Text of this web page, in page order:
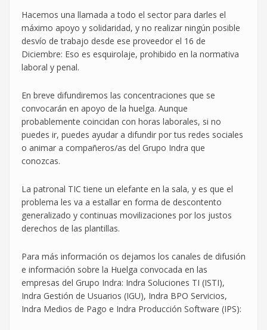
Hacemos una llamada a todo el sector para darles el
máximo apoyo y solidaridad, y no realizar ningún posible
desvío de trabajo desde ese proveedor el 16 de
Diciembre: Eso es esquirolaje, prohibido en la normativa
laboral y penal.
En breve difundiremos las concentraciones que se
convocarán en apoyo de la huelga. Aunque
probablemente coincidan con horas laborales, si no
puedes ir, puedes ayudar a difundir por tus redes sociales
o animar a compañeros/as del Grupo Indra que
conozcas.
La patronal TIC tiene un elefante en la sala, y es que el
problema les va a estallar en forma de descontento
generalizado y continuas movilizaciones por los justos
derechos de las plantillas.
Para más información os dejamos los canales de difusión
e información sobre la Huelga convocada en las
empresas del Grupo Indra: Indra Soluciones TI (ISTI),
Indra Gestión de Usuarios (IGU), Indra BPO Servicios,
Indra Medios de Pago e Indra Producción Software (IPS):